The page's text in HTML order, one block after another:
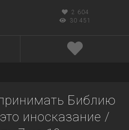
2 604
30 451
Библию
иносказание /